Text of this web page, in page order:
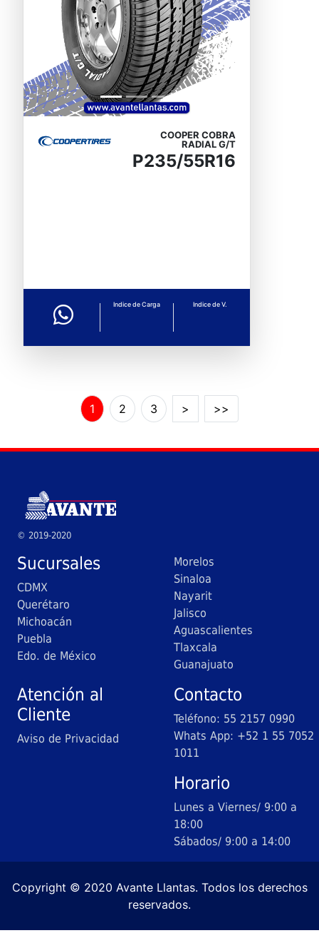
Previous Next
COOPER COBRA
RADIAL G/T
P235/55R16
Indice de Carga Indice de V.
1 2 3 > >>
© 2019-2020
Sucursales
CDMX
Querétaro
Michoacán
Puebla
Edo. de México
Morelos
Sinaloa
Nayarit
Jalisco
Aguascalientes
Tlaxcala
Guanajuato
Atención al
Cliente
Aviso de Privacidad
Contacto
Teléfono: 55 2157 0990
Whats App: +52 1 55 7052
1011
Horario
Lunes a Viernes/ 9:00 a
18:00
Sábados/ 9:00 a 14:00
Copyright © 2020 Avante Llantas. Todos los derechos
reservados.